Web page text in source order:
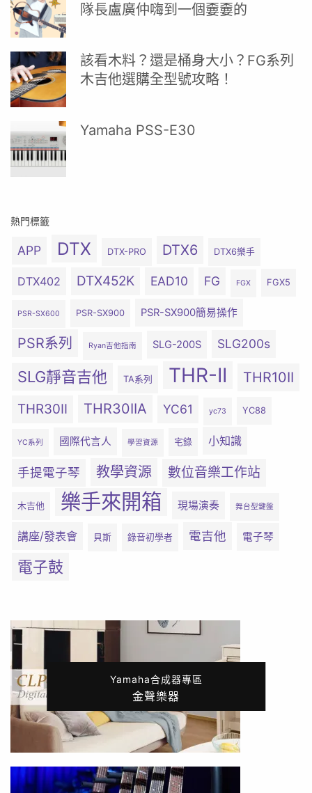
隊長盧廣仲嗨到一個嫑嫑的
該看木料？還是桶身大小？FG系列
木吉他選購全型號攻略！
Yamaha PSS-E30
熱門標籤
APP DTX DTX-PRO DTX6 DTX6樂手
DTX402 DTX452K EAD10 FG FGX FGX5
PSR-SX600 PSR-SX900 PSR-SX900簡易操作
PSR系列 Ryan吉他指南 SLG-200S SLG200s
SLG靜音吉他 TA系列 THR-II THR10II
THR30II THR30IIA YC61 yc73 YC88
YC系列 國際代言人 學習資源 宅錄 小知識
手提電子琴 教學資源 數位音樂工作站
木吉他 樂手來開箱 現場演奏 舞台型鍵盤
講座/發表會 貝斯 錄音初學者 電吉他 電子琴
電子鼓
Yamaha合成器專區
金聲樂器